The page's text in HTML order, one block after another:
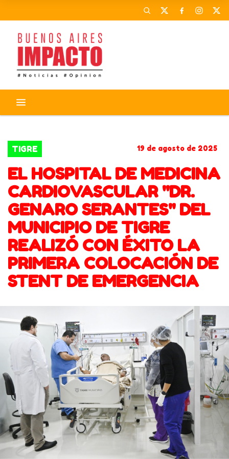
TIGRE 19 de agosto de 2025
EL HOSPITAL DE MEDICINA
CARDIOVASCULAR "DR.
GENARO SERANTES" DEL
MUNICIPIO DE TIGRE
REALIZÓ CON ÉXITO LA
PRIMERA COLOCACIÓN DE
STENT DE EMERGENCIA